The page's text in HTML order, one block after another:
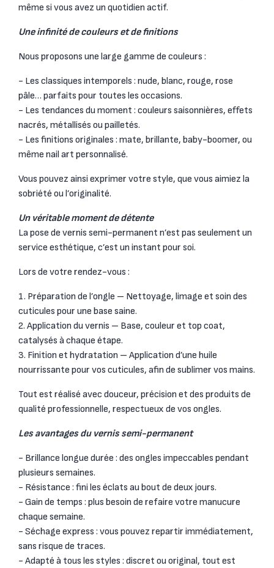
même si vous avez un quotidien actif.
Une infinité de couleurs et de finitions
Nous proposons une large gamme de couleurs :
- Les classiques intemporels : nude, blanc, rouge, rose
pâle… parfaits pour toutes les occasions.
- Les tendances du moment : couleurs saisonnières, effets
nacrés, métallisés ou pailletés.
- Les finitions originales : mate, brillante, baby-boomer, ou
même nail art personnalisé.
Vous pouvez ainsi exprimer votre style, que vous aimiez la
sobriété ou l’originalité.
Un véritable moment de détente
La pose de vernis semi-permanent n’est pas seulement un
service esthétique, c’est un instant pour soi.
Lors de votre rendez-vous :
1. Préparation de l’ongle – Nettoyage, limage et soin des
cuticules pour une base saine.
2. Application du vernis – Base, couleur et top coat,
catalysés à chaque étape.
3. Finition et hydratation – Application d’une huile
nourrissante pour vos cuticules, afin de sublimer vos mains.
Tout est réalisé avec douceur, précision et des produits de
qualité professionnelle, respectueux de vos ongles.
Les avantages du vernis semi-permanent
- Brillance longue durée : des ongles impeccables pendant
plusieurs semaines.
- Résistance : fini les éclats au bout de deux jours.
- Gain de temps : plus besoin de refaire votre manucure
chaque semaine.
- Séchage express : vous pouvez repartir immédiatement,
sans risque de traces.
- Adapté à tous les styles : discret ou original, tout est